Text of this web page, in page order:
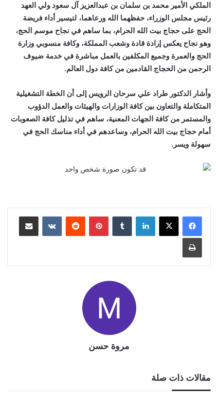
الملكي الأمير محمد بن سلمان بن عبدالعزيز آل سعود ولي العهد
رئيس مجلس الوزراء، حفظهما الله ورعاهما، لتيسير أداء فريضة
الحج على حجاج بيت الله الحرام، بما ساهم في نجاح موسم الحج،
وهو نجاح يعكس إرادة قادة وشعب المملكة، وكافة منسوبي وزارة
الحج والعمرة وجميع المكلفين بالعمل مباشرة في خدمة ضيوف
الرحمن من الحجاج القادمين من كافة دول العالم.
وأشار الدكتور طراد علي سرحان الرويس إلى أن الخطة التشغيلية
المتكاملة والتعاون بين كافة الوزارات والهيئات والعمل الدؤوب
والمستمر من كافة الجهات المعنية، ساهم في تذليل كافة الصعوبات
أمام حجاج بيت الله الحرام، وساعدهم في أداء مناسك الحج في
سهولة ويسر.
لينكدإن بينتيريست مشاركة عبر البريد
طباعة
مروة حسن
مقالات ذات صلة